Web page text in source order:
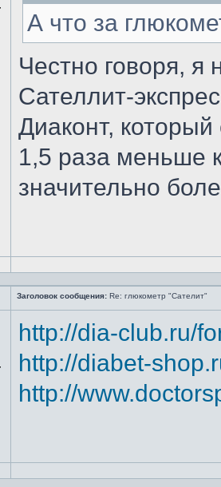
А что за
Честно говоря, я
Сателлит-
Диаконт,
1,5 раза меньше
значительно
Заголовок сообщения: Re: глюкометр "Сателит"
http://dia-club.ru/
http://diabet-
http://